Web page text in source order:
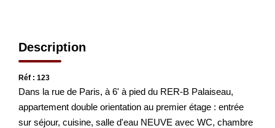
Description
Réf : 123
Dans la rue de Paris, à 6' à pied du RER-B Palaiseau,
appartement double orientation au premier étage : entrée
sur séjour, cuisine, salle d'eau NEUVE avec WC, chambre